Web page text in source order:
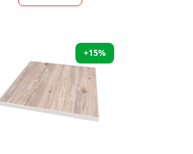
+15%